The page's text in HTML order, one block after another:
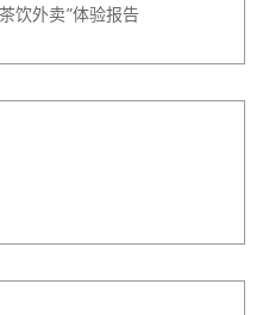
饮外卖”体验报告